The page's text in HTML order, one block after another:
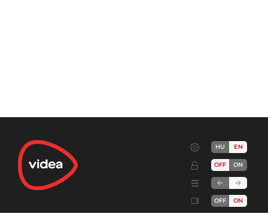
HU EN
OFF ON
OFF ON